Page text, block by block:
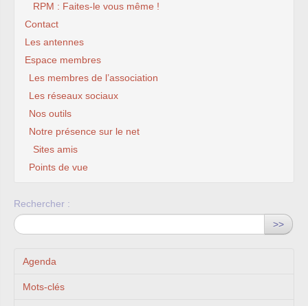
RPM : Faites-le vous même !
Contact
Les antennes
Espace membres
Les membres de l’association
Les réseaux sociaux
Nos outils
Notre présence sur le net
Sites amis
Points de vue
Rechercher :
>>
Agenda
Mots-clés